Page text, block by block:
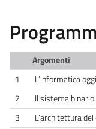
Argomenti
1
L’informatica oggi
2
Il sistema binario
3
L’architettura